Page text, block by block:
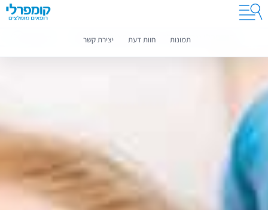
קומפרלי מסייעת לך לבחור רופאים מומלצים
תמונות חוות דעת יצירת קשר